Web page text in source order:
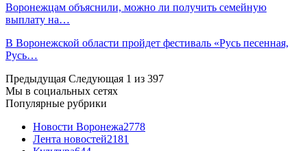
Воронежцам объяснили, можно ли получить семейную
выплату на…
В Воронежской области пройдет фестиваль «Русь песенная,
Русь…
Предыдущая Следующая 1 из 397
Мы в социальных сетях
Популярные рубрики
Новости Воронежа2778
Лента новостей2181